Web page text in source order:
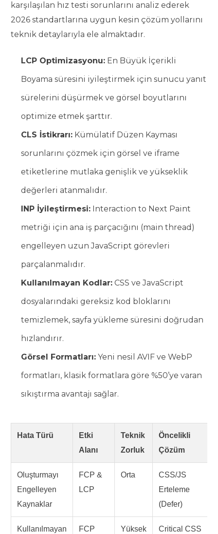
karşılaşılan hız testi sorunlarını analiz ederek
2026 standartlarına uygun kesin çözüm yollarını
teknik detaylarıyla ele almaktadır.
LCP Optimizasyonu: En Büyük İçerikli
Boyama süresini iyileştirmek için sunucu yanıt
sürelerini düşürmek ve görsel boyutlarını
optimize etmek şarttır.
CLS İstikrarı: Kümülatif Düzen Kayması
sorunlarını çözmek için görsel ve iframe
etiketlerine mutlaka genişlik ve yükseklik
değerleri atanmalıdır.
INP İyileştirmesi: Interaction to Next Paint
metriği için ana iş parçacığını (main thread)
engelleyen uzun JavaScript görevleri
parçalanmalıdır.
Kullanılmayan Kodlar: CSS ve JavaScript
dosyalarındaki gereksiz kod bloklarını
temizlemek, sayfa yükleme süresini doğrudan
hızlandırır.
Görsel Formatları: Yeni nesil AVIF ve WebP
formatları, klasik formatlara göre %50’ye varan
sıkıştırma avantajı sağlar.
Hata Türü
Etki
Alanı
Teknik
Zorluk
Öncelikli
Çözüm
Oluşturmayı
Engelleyen
Kaynaklar
FCP &
LCP
Orta
CSS/JS
Erteleme
(Defer)
Kullanılmayan
FCP Yüksek
Critical CSS